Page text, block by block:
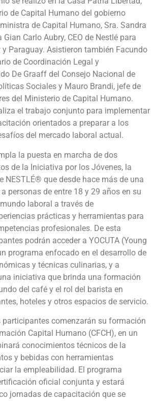
de Capital Humano del gobierno
de Capital Humano, Sra. Sandra
Gian Carlo Aubry, CEO de Nestlé para
y Paraguay. Asistieron también Facundo
de Coordinación Legal y
De Graaff del Consejo Nacional de
Sociales y Mauro Brandi, jefe de
del Ministerio de Capital Humano.
el trabajo conjunto para implementar
orientados a preparar a los
del mercado laboral actual.
la puesta en marcha de dos
de la Iniciativa por los Jóvenes, la
NESTLÉ® que desde hace más de una
personas de entre 18 y 29 años en su
laboral a través de
prácticas y herramientas para
profesionales. De esta
podrán acceder a YOCUTA (Young
programa enfocado en el desarrollo de
y técnicas culinarias, y a
iniciativa que brinda una formación
del café y el rol del barista en
hoteles y otros espacios de servicio.
participantes comenzarán su formación
Capital Humano (CFCH), en un
conocimientos técnicos de la
y bebidas con herramientas
la empleabilidad. El programa
oficial conjunta y estará
jornadas de capacitación que se